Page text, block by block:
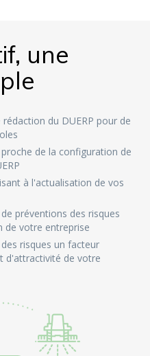
une
du DUERP pour de
de la configuration de
à l'actualisation de vos
préventions des risques
de votre entreprise
risques un facteur
d'attractivité de votre